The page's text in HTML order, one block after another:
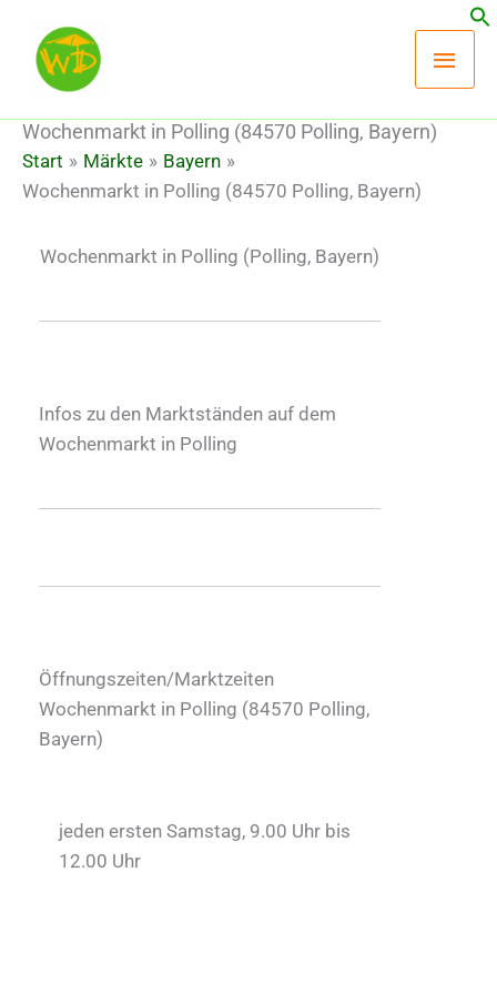
Inhalt
springen
Wochenmarkt in Polling (84570 Polling, Bayern)
Start Märkte
Bayern
Wochenmarkt in Polling (84570 Polling, Bayern)
Wochenmarkt in Polling (Polling, Bayern)
Infos zu den Marktständen auf dem
Wochenmarkt in Polling
Öffnungszeiten/Marktzeiten
Wochenmarkt in Polling (84570 Polling,
Bayern)
jeden ersten Samstag, 9.00 Uhr bis
12.00 Uhr